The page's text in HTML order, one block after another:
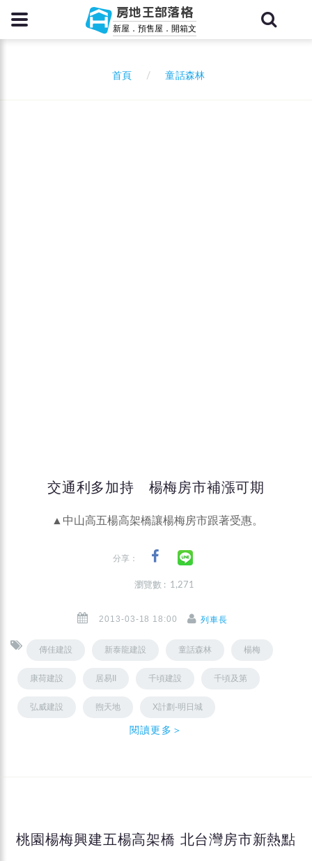
房地王部落格
新屋．預售屋．開箱文
首頁 童話森林
交通利多加持 楊梅房市補漲可期
▲中山高五楊高架橋讓楊梅房市跟著受惠。
分享：
瀏覽數 : 1,271
2013-03-18 18:00 列車長
傳佳建設 新泰龍建設 童話森林 楊梅
康荷建設 居易II 千頃建設 千頃及第
弘威建設 煦天地 X計劃-明日城
閱讀更多＞
桃園楊梅興建五楊高架橋 北台灣房市新熱點